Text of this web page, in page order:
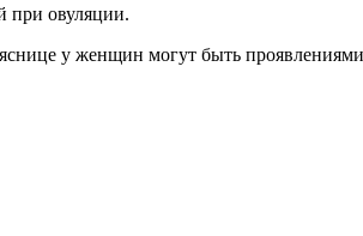
при овуляции.
у женщин могут быть